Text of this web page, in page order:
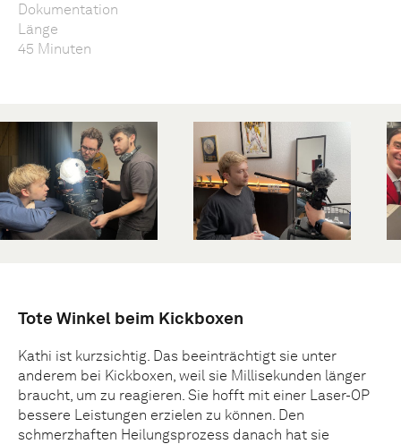
Dokumentation
Länge
45 Minuten
Tote Winkel beim Kickboxen
Kathi ist kurzsichtig. Das beeinträchtigt sie unter
anderem bei Kickboxen, weil sie Millisekunden länger
braucht, um zu reagieren. Sie hofft mit einer Laser-OP
bessere Leistungen erzielen zu können. Den
schmerzhaften Heilungsprozess danach hat sie